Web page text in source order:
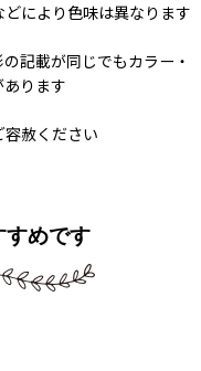
により色味は異なります
記載が同じでもカラー・
ります
容赦ください
すめです